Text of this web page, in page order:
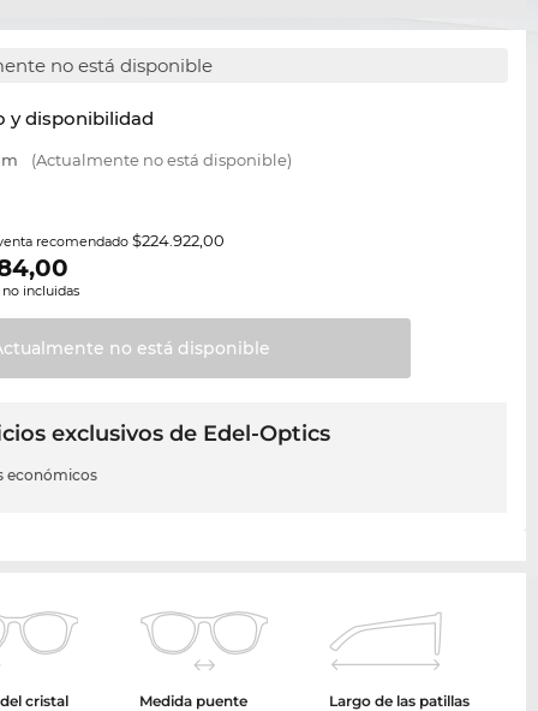
no está disponible
y disponibilidad
(Actualmente no está disponible)
recomendado$224.922,00
no incluidas
no está disponible
exclusivos de Edel-Optics
económicos
cristal
Medida puente
Largo de las patillas